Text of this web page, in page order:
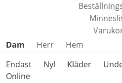
Hoppa över produktkategorier
Dam Herr
Hem
Endast
Online
Ny! Kläder